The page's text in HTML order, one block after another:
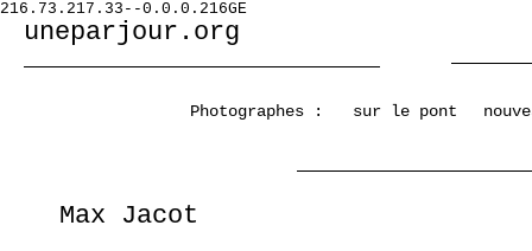
216.73.217.33--0.0.0.216GE
uneparjour.org
Photographes : sur le pont
Max Jacot